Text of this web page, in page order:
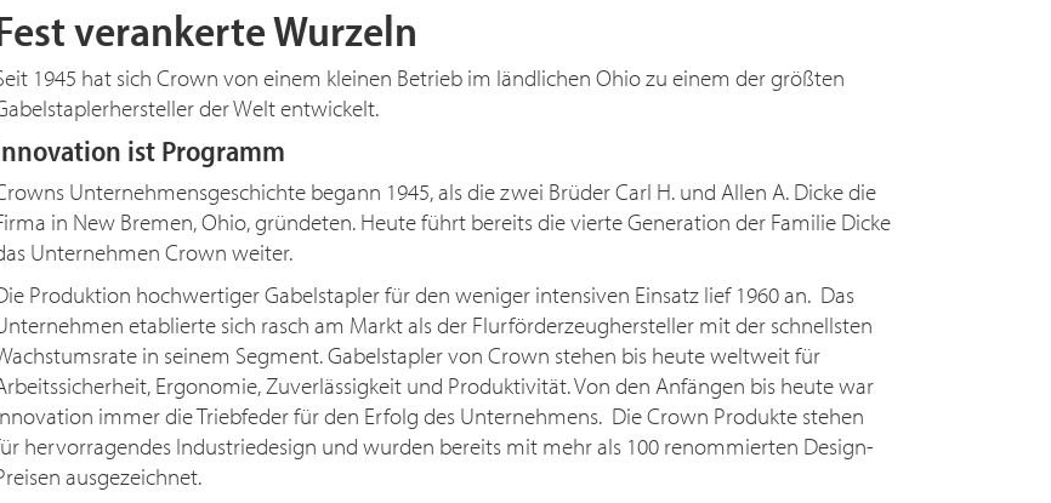
verankerte Wurzeln
1945 hat sich Crown von einem kleinen Betrieb im ländlichen Ohio zu einem der größten
der Welt entwickelt.
ist Programm
Unternehmensgeschichte begann 1945, als die zwei Brüder Carl H. und Allen A. Dicke die
in New Bremen, Ohio, gründeten. Heute führt bereits die vierte Generation der Familie Dicke
Unternehmen Crown weiter.
Produktion hochwertiger Gabelstapler für den weniger intensiven Einsatz lief 1960 an. Das
etablierte sich rasch am Markt als der Flurförderzeughersteller mit der schnellsten
in seinem Segment. Gabelstapler von Crown stehen bis heute weltweit für
Ergonomie, Zuverlässigkeit und Produktivität. Von den Anfängen bis heute war
immer die Triebfeder für den Erfolg des Unternehmens. Die Crown Produkte stehen
hervorragendes Industriedesign und wurden bereits mit mehr als 100 renommierten Design-
ausgezeichnet.